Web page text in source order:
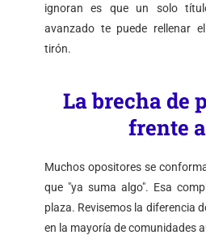
ignoran es que un solo
avanzado te puede rellenar
tirón.
La brecha de
frente a
Muchos opositores se
que "ya suma algo". Esa
plaza. Revisemos la diferencia
en la mayoría de comunidades